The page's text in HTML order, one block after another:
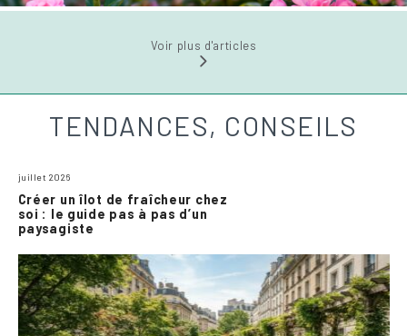
Voir plus d'articles
TENDANCES, CONSEILS
juillet 2026
Créer un îlot de fraîcheur chez
soi : le guide pas à pas d’un
paysagiste